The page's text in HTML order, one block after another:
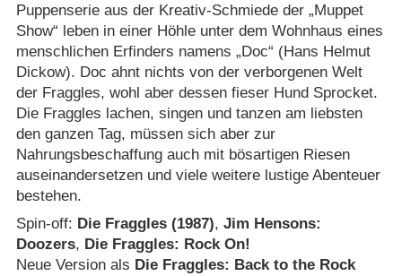
Puppenserie aus der Kreativ-Schmiede der „Muppet
Show“ leben in einer Höhle unter dem Wohnhaus eines
menschlichen Erfinders namens „Doc“ (Hans Helmut
Dickow). Doc ahnt nichts von der verborgenen Welt
der Fraggles, wohl aber dessen fieser Hund Sprocket.
Die Fraggles lachen, singen und tanzen am liebsten
den ganzen Tag, müssen sich aber zur
Nahrungsbeschaffung auch mit bösartigen Riesen
auseinandersetzen und viele weitere lustige Abenteuer
bestehen.
Spin-off: Die Fraggles (1987), Jim Hensons:
Doozers, Die Fraggles: Rock On!
Neue Version als Die Fraggles: Back to the Rock